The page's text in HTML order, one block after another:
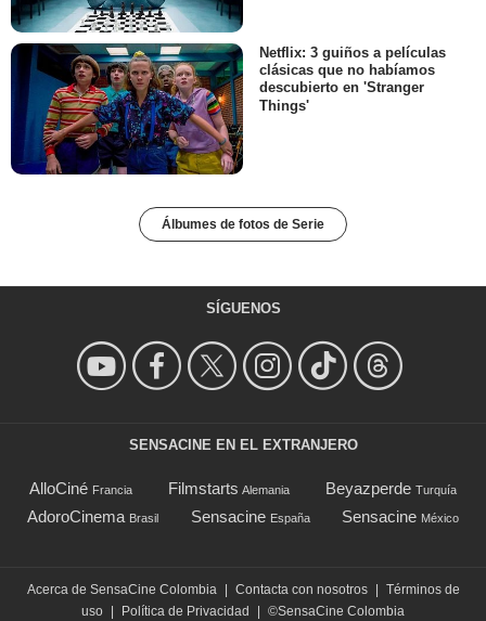
Netflix: 3 guiños a películas
clásicas que no habíamos
descubierto en 'Stranger
Things'
Álbumes de fotos de Serie
SÍGUENOS
SENSACINE EN EL EXTRANJERO
AlloCiné Francia Filmstarts Alemania Beyazperde Turquía
AdoroCinema Brasil Sensacine España Sensacine México
Acerca de SensaCine Colombia | Contacta con nosotros | Términos de
uso | Política de Privacidad | ©SensaCine Colombia